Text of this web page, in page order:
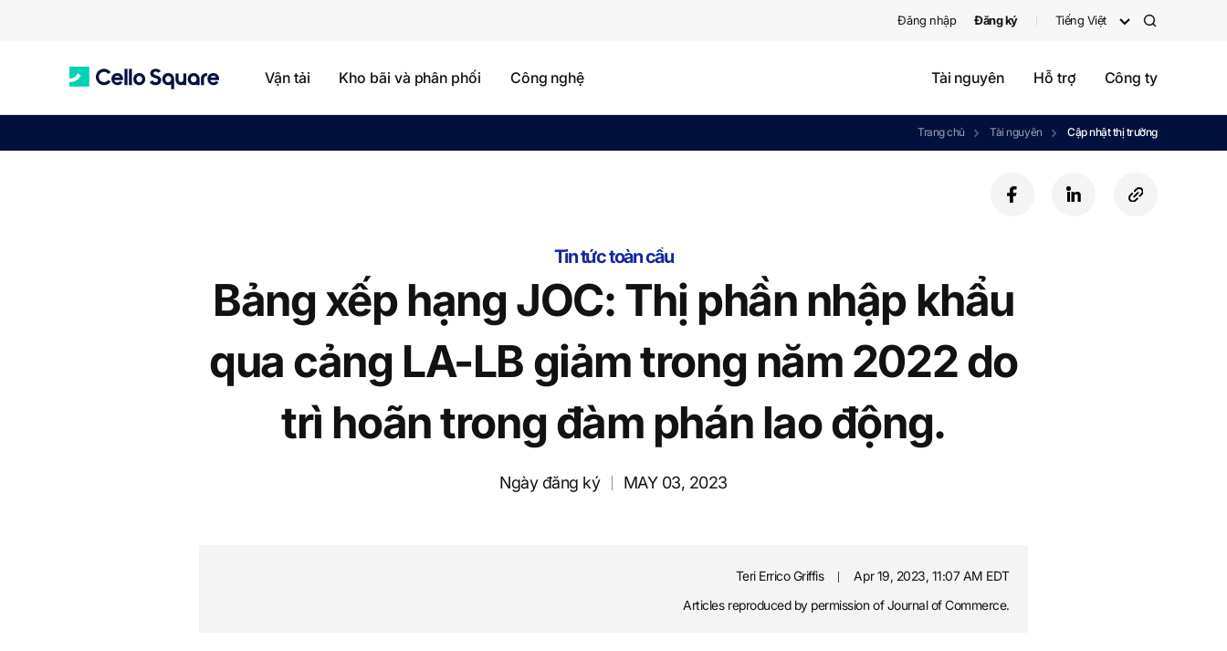
Đăng nhập Đăng ký Tiếng Việt
검
Vận tải Kho bãi và phân phối Công nghệ Tài nguyên Hỗ trợ Công ty
Trang chủ Tài nguyên Cập nhật thị trường
Tin tức toàn cầu
Bảng xếp hạng JOC: Thị phần nhập khẩu
qua cảng LA-LB giảm trong năm 2022 do
trì hoãn trong đàm phán lao động.
Ngày đăng ký MAY 03, 2023
Teri Errico Griffis
Apr 19, 2023, 11:07 AM EDT
Articles reproduced by permission of Journal of Commerce.